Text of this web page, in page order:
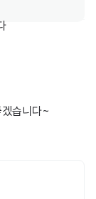
습니다~